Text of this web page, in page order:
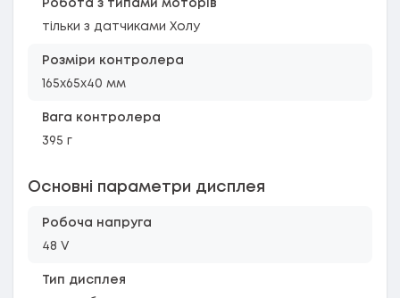
Робота з типами моторів
тільки з датчиками Холу
Розміри контролера
165x65x40 мм
Вага контролера
395 г
Основні параметри дисплея
Робоча напруга
48 V
Тип дисплея